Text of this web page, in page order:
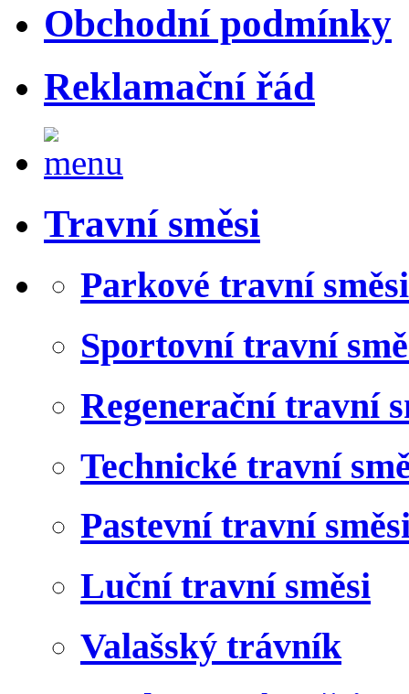
Obchodní podmínky
Reklamační řád
Travní směsi
Parkové travní směsi
Sportovní travní
Regenerační travní
Technické travní
Pastevní travní
Luční travní směsi
Valašský trávník